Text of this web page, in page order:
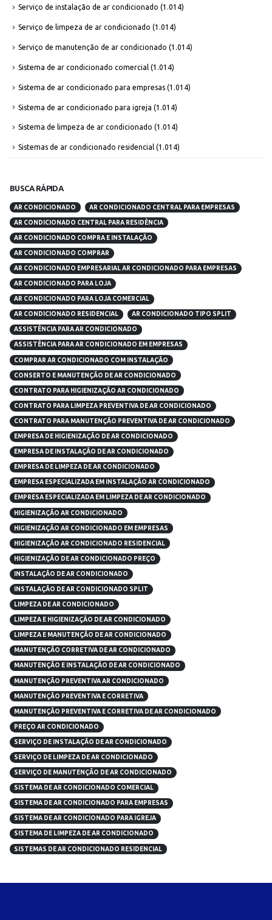
Serviço de instalação de ar condicionado (1.014)
Serviço de limpeza de ar condicionado (1.014)
Serviço de manutenção de ar condicionado (1.014)
Sistema de ar condicionado comercial (1.014)
Sistema de ar condicionado para empresas (1.014)
Sistema de ar condicionado para igreja (1.014)
Sistema de limpeza de ar condicionado (1.014)
Sistemas de ar condicionado residencial (1.014)
BUSCA RÁPIDA
AR CONDICIONADO AR CONDICIONADO CENTRAL PARA EMPRESAS
AR CONDICIONADO CENTRAL PARA RESIDÊNCIA
AR CONDICIONADO COMPRA E INSTALAÇÃO
AR CONDICIONADO COMPRAR
AR CONDICIONADO EMPRESARIAL AR CONDICIONADO PARA EMPRESAS
AR CONDICIONADO PARA LOJA
AR CONDICIONADO PARA LOJA COMERCIAL
AR CONDICIONADO RESIDENCIAL AR CONDICIONADO TIPO SPLIT
ASSISTÊNCIA PARA AR CONDICIONADO
ASSISTÊNCIA PARA AR CONDICIONADO EM EMPRESAS
COMPRAR AR CONDICIONADO COM INSTALAÇÃO
CONSERTO E MANUTENÇÃO DE AR CONDICIONADO
CONTRATO PARA HIGIENIZAÇÃO AR CONDICIONADO
CONTRATO PARA LIMPEZA PREVENTIVA DE AR CONDICIONADO
CONTRATO PARA MANUTENÇÃO PREVENTIVA DE AR CONDICIONADO
EMPRESA DE HIGIENIZAÇÃO DE AR CONDICIONADO
EMPRESA DE INSTALAÇÃO DE AR CONDICIONADO
EMPRESA DE LIMPEZA DE AR CONDICIONADO
EMPRESA ESPECIALIZADA EM INSTALAÇÃO AR CONDICIONADO
EMPRESA ESPECIALIZADA EM LIMPEZA DE AR CONDICIONADO
HIGIENIZAÇÃO AR CONDICIONADO
HIGIENIZAÇÃO AR CONDICIONADO EM EMPRESAS
HIGIENIZAÇÃO AR CONDICIONADO RESIDENCIAL
HIGIENIZAÇÃO DE AR CONDICIONADO PREÇO
INSTALAÇÃO DE AR CONDICIONADO
INSTALAÇÃO DE AR CONDICIONADO SPLIT
LIMPEZA DE AR CONDICIONADO
LIMPEZA E HIGIENIZAÇÃO DE AR CONDICIONADO
LIMPEZA E MANUTENÇÃO DE AR CONDICIONADO
MANUTENÇÃO CORRETIVA DE AR CONDICIONADO
MANUTENÇÃO E INSTALAÇÃO DE AR CONDICIONADO
MANUTENÇÃO PREVENTIVA AR CONDICIONADO
MANUTENÇÃO PREVENTIVA E CORRETIVA
MANUTENÇÃO PREVENTIVA E CORRETIVA DE AR CONDICIONADO
PREÇO AR CONDICIONADO
SERVIÇO DE INSTALAÇÃO DE AR CONDICIONADO
SERVIÇO DE LIMPEZA DE AR CONDICIONADO
SERVIÇO DE MANUTENÇÃO DE AR CONDICIONADO
SISTEMA DE AR CONDICIONADO COMERCIAL
SISTEMA DE AR CONDICIONADO PARA EMPRESAS
SISTEMA DE AR CONDICIONADO PARA IGREJA
SISTEMA DE LIMPEZA DE AR CONDICIONADO
SISTEMAS DE AR CONDICIONADO RESIDENCIAL